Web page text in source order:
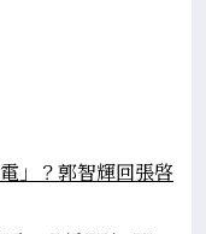
」？郭智輝回張啓